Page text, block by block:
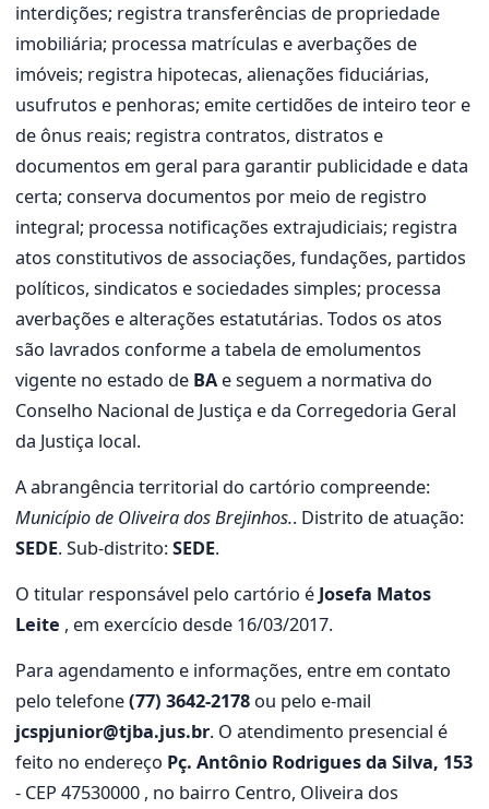
interdições; registra transferências de propriedade
imobiliária; processa matrículas e averbações de
imóveis; registra hipotecas, alienações fiduciárias,
usufrutos e penhoras; emite certidões de inteiro teor e
de ônus reais; registra contratos, distratos e
documentos em geral para garantir publicidade e data
certa; conserva documentos por meio de registro
integral; processa notificações extrajudiciais; registra
atos constitutivos de associações, fundações, partidos
políticos, sindicatos e sociedades simples; processa
averbações e alterações estatutárias. Todos os atos
são lavrados conforme a tabela de emolumentos
vigente no estado de BA e seguem a normativa do
Conselho Nacional de Justiça e da Corregedoria Geral
da Justiça local.
A abrangência territorial do cartório compreende:
Município de Oliveira dos Brejinhos.. Distrito de atuação:
SEDE. Sub-distrito:SEDE.
O titular responsável pelo cartório é Josefa Matos
Leite , em exercício desde 16/03/2017.
Para agendamento e informações, entre em contato
pelo telefone(77) 3642-2178 ou pelo e-mail
jcspjunior@tjba.jus.br. O atendimento presencial é
feito no endereço Pç. Antônio Rodrigues da Silva, 153
- CEP 47530000 , no bairro Centro, Oliveira dos